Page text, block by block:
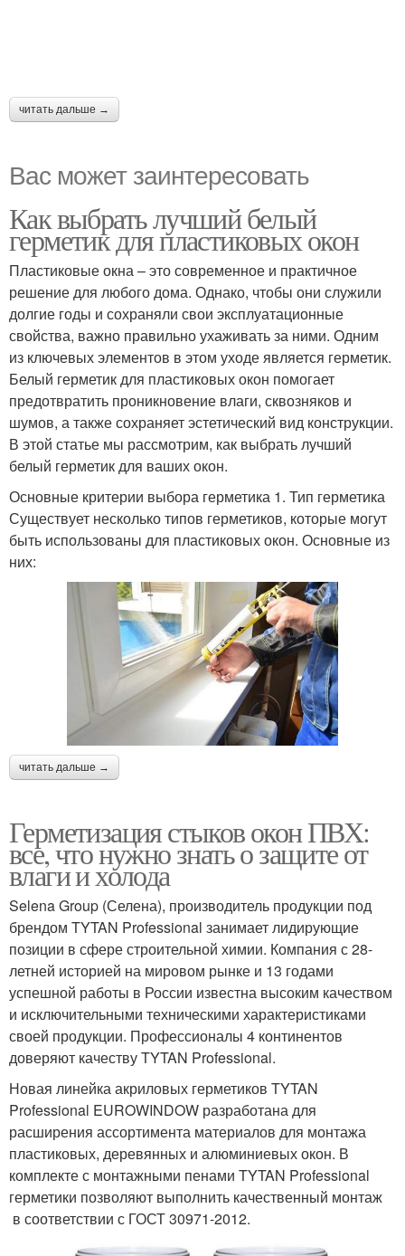
читать дальше →
Вас может заинтересовать
Как выбрать лучший белый
герметик для пластиковых окон
Пластиковые окна – это современное и практичное
решение для любого дома. Однако, чтобы они служили
долгие годы и сохраняли свои эксплуатационные
свойства, важно правильно ухаживать за ними. Одним
из ключевых элементов в этом уходе является герметик.
Белый герметик для пластиковых окон помогает
предотвратить проникновение влаги, сквозняков и
шумов, а также сохраняет эстетический вид конструкции.
В этой статье мы рассмотрим, как выбрать лучший
белый герметик для ваших окон.
Основные критерии выбора герметика 1. Тип герметика
Существует несколько типов герметиков, которые могут
быть использованы для пластиковых окон. Основные из
них:
читать дальше →
Герметизация стыков окон ПВХ:
все, что нужно знать о защите от
влаги и холода
Selena Group (Селена), производитель продукции под
брендом TYTAN Professional занимает лидирующие
позиции в сфере строительной химии. Компания с 28-
летней историей на мировом рынке и 13 годами
успешной работы в России известна высоким качеством
и исключительными техническими характеристиками
своей продукции. Профессионалы 4 континентов
доверяют качеству TYTAN Professional.
Новая линейка акриловых герметиков TYTAN
Professional EUROWINDOW разработана для
расширения ассортимента материалов для монтажа
пластиковых, деревянных и алюминиевых окон. В
комплекте с монтажными пенами TYTAN Professional
герметики позволяют выполнить качественный монтаж
в соответствии с ГОСТ 30971-2012.